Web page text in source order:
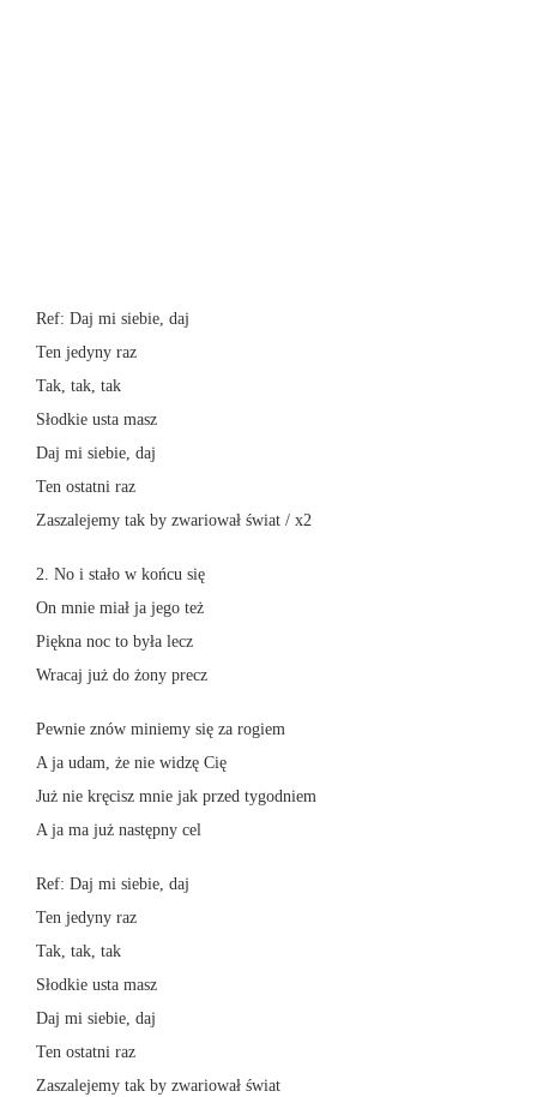
Ref: Daj mi siebie, daj
Ten jedyny raz
Tak, tak, tak
Słodkie usta masz
Daj mi siebie, daj
Ten ostatni raz
Zaszalejemy tak by zwariował świat / x2
2. No i stało w końcu się
On mnie miał ja jego też
Piękna noc to była lecz
Wracaj już do żony precz
Pewnie znów miniemy się za rogiem
A ja udam, że nie widzę Cię
Już nie kręcisz mnie jak przed tygodniem
A ja ma już następny cel
Ref: Daj mi siebie, daj
Ten jedyny raz
Tak, tak, tak
Słodkie usta masz
Daj mi siebie, daj
Ten ostatni raz
Zaszalejemy tak by zwariował świat